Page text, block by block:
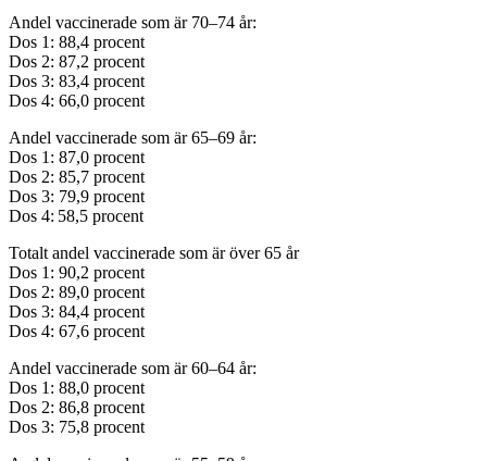
Andel vaccinerade som är 70–74 år:
Dos 1: 88,4 procent
Dos 2: 87,2 procent
Dos 3: 83,4 procent
Dos 4: 66,0 procent
Andel vaccinerade som är 65–69 år:
Dos 1: 87,0 procent
Dos 2: 85,7 procent
Dos 3: 79,9 procent
Dos 4: 58,5 procent
Totalt andel vaccinerade som är över 65 år
Dos 1: 90,2 procent
Dos 2: 89,0 procent
Dos 3: 84,4 procent
Dos 4: 67,6 procent
Andel vaccinerade som är 60–64 år:
Dos 1: 88,0 procent
Dos 2: 86,8 procent
Dos 3: 75,8 procent